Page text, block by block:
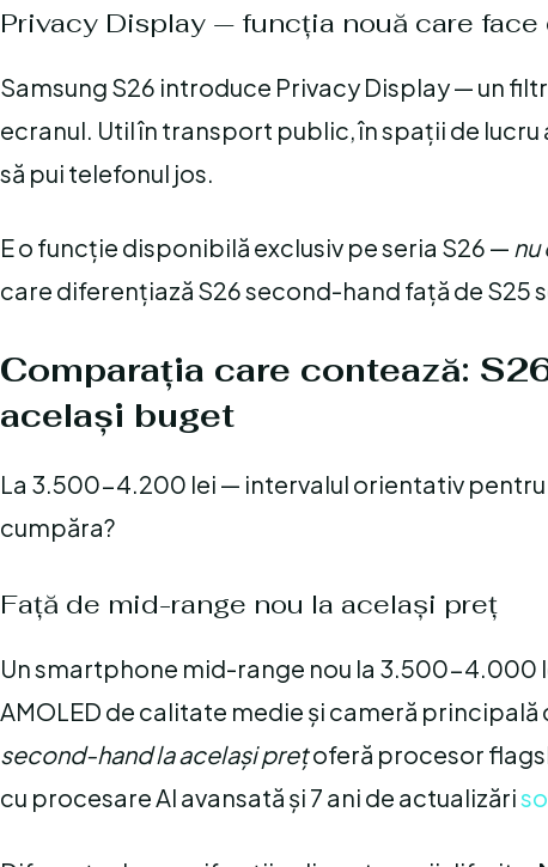
Privacy Display — funcția nouă care face
Samsung S26 introduce Privacy Display — un
ecranul. Util în transport public, în spații de
să pui telefonul jos.
E o funcție disponibilă exclusiv pe seria S26 —
care diferențiază S26 second-hand față de S25
Comparația care contează:
același buget
La 3.500-4.200 lei — intervalul orientativ
cumpăra?
Față de mid-range nou la același preț
Un smartphone mid-range nou la 3.500-4.000
AMOLED de calitate medie și cameră principală
second-hand la același prețoferă procesor
cu procesare AI avansată și 7 ani de actualizări